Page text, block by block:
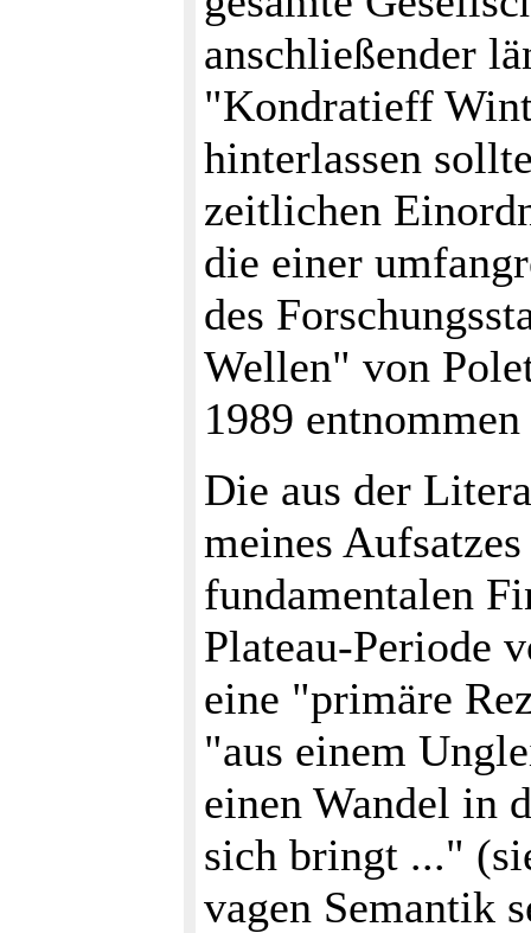
anschließender
"Kondratieff
hinterlassen
zeitlichen
die einer
des
Wellen" von
1989
Die aus der
meines
fundamentalen
Plateau-Periode
eine "primäre
"aus einem
einen Wandel in
sich bringt ..."
vagen Semantik